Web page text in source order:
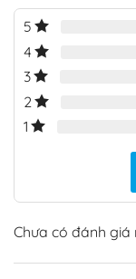
5
4
3
2
1
Chưa có đánh giá